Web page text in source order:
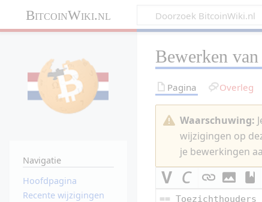
BitcoinWiki.nl
Bewerken
Pagina Overleg
Waarschuwing:
wijzigingen op
je bewerkingen
Navigatie
Hoofdpagina
Recente wijzigingen